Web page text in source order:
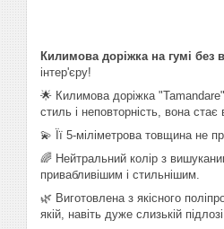
Килимова доріжка на гумі без
інтер'єру!
🌟 Килимова доріжка
стиль і неповторність, вона
💫 Її 5-міліметрова товщина не
🌈 Нейтральний колір з
привабливішим і стильнішим.
🌿 Виготовлена з якісного
якій, навіть дуже слизькій підлозі.